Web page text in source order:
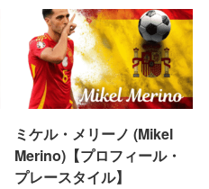
ミケル・メリーノ (Mikel
Merino)【プロフィール・
プレースタイル】